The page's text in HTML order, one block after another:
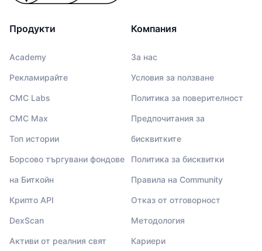
Продукти
Academy
Рекламирайте
CMC Labs
CMC Max
Топ истории
Борсово търгувани фондове
на Биткойн
Крипто API
DexScan
Активи от реалния свят
Компания
За нас
Условия за ползване
Политика за поверителност
Предпочитания за
бисквитките
Политика за бисквитки
Правила на Community
Отказ от отговорност
Методология
Кариери